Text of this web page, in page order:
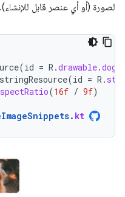
لصورة (أو أي عنصر قابل للإنشاء).
(id = R .drawable.dog
stringResource(id = R .
(16f / 9f)
. kt